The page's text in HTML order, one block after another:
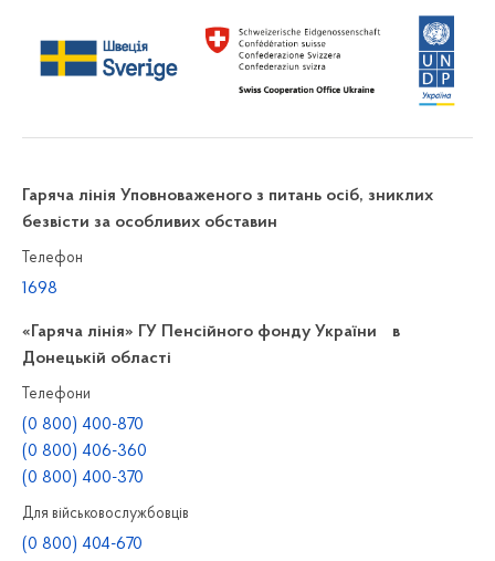
Гаряча лінія Уповноваженого з питань осіб, зниклих
безвісти за особливих обставин
Телефон
1698
«Гаряча лінія» ГУ Пенсійного фонду України в
Донецькій області
Телефони
(0 800) 400-870
(0 800) 406-360
(0 800) 400-370
Для військовослужбовців
(0 800) 404-670